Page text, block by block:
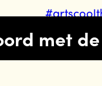
met de